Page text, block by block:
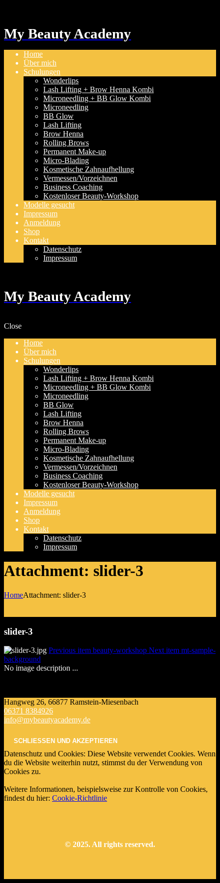
My Beauty Academy
Home
Über mich
Schulungen
Wonderlips
Lash Lifting + Brow Henna Kombi
Microneedling + BB Glow Kombi
Microneedling
BB Glow
Lash Lifting
Brow Henna
Rolling Brows
Permanent Make-up
Micro-Blading
Kosmetische Zahnaufhellung
Vermessen/Vorzeichnen
Business Coaching
Kostenloser Beauty-Workshop
Modelle gesucht
Impressum
Anmeldung
Shop
Kontakt
Datenschutz
Impressum
My Beauty Academy
Close
Home
Über mich
Schulungen
Wonderlips
Lash Lifting + Brow Henna Kombi
Microneedling + BB Glow Kombi
Microneedling
BB Glow
Lash Lifting
Brow Henna
Rolling Brows
Permanent Make-up
Micro-Blading
Kosmetische Zahnaufhellung
Vermessen/Vorzeichnen
Business Coaching
Kostenloser Beauty-Workshop
Modelle gesucht
Impressum
Anmeldung
Shop
Kontakt
Datenschutz
Impressum
Attachment: slider-3
HomeAttachment: slider-3
slider-3
Previous item beauty-workshop Next item mt-sample-
background
No image description ...
Hangweg 26, 66877 Ramstein-Miesenbach
06371 8384926
info@mybeautyacademy.de
Datenschutz und Cookies: Diese Website verwendet Cookies. Wenn
du die Website weiterhin nutzt, stimmst du der Verwendung von
Cookies zu.
Weitere Informationen, beispielsweise zur Kontrolle von Cookies,
findest du hier: Cookie-Richtlinie
© 2025. All rights reserved.